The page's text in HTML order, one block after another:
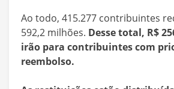
Ao todo, 415.277 contribuintes
592,2 milhões. Desse total, R$
irão para contribuintes com
reembolso.